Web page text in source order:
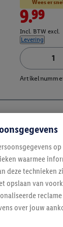
Wees er
9.99
Incl. BTW excl.
Levering
waarmee
deze technieken
opslaan van
over jouw